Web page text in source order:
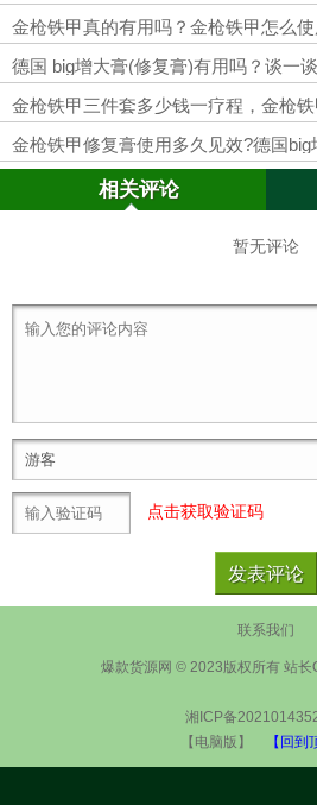
金枪铁甲真的有用吗？金枪铁甲怎么使
德国 big增大膏(修复膏)有用吗？谈一
金枪铁甲三件套多少钱一疗程，金枪
金枪铁甲修复膏使用多久见效?德国big
相关评论
暂无评论
点击获取验证码
联系我们
爆款货源网 © 2023版权所有 站
湘ICP备
【电脑版】
【回到